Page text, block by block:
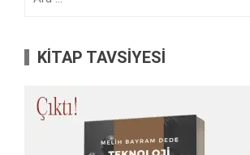
KİTAP TAVSİYESİ